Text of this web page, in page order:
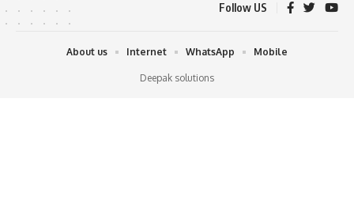
Follow US
Deepak solutions
About us Internet WhatsApp Mobile